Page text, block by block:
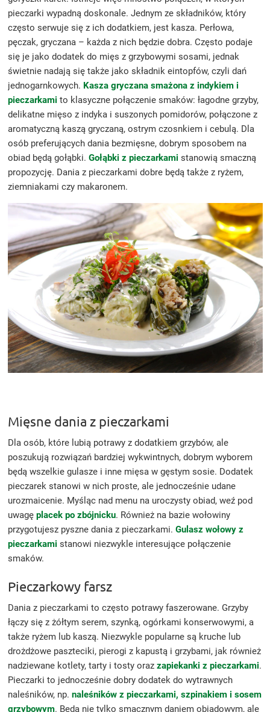
pieczarki wypadną doskonale. Jednym ze składników, który
często serwuje się z ich dodatkiem, jest kasza. Perłowa,
pęczak, gryczana – każda z nich będzie dobra. Często podaje
się je jako dodatek do mięs z grzybowymi sosami, jednak
świetnie nadają się także jako składnik eintopfów, czyli dań
jednogarnkowych. Kasza gryczana smażona z indykiem i
pieczarkami to klasyczne połączenie smaków: łagodne grzyby,
delikatne mięso z indyka i suszonych pomidorów, połączone z
aromatyczną kaszą gryczaną, ostrym czosnkiem i cebulą. Dla
osób preferujących dania bezmięsne, dobrym sposobem na
obiad będą gołąbki. Gołąbki z pieczarkami stanowią smaczną
propozycję. Dania z pieczarkami dobre będą także z ryżem,
ziemniakami czy makaronem.
Mięsne dania z pieczarkami
Dla osób, które lubią potrawy z dodatkiem grzybów, ale
poszukują rozwiązań bardziej wykwintnych, dobrym wyborem
będą wszelkie gulasze i inne mięsa w gęstym sosie. Dodatek
pieczarek stanowi w nich proste, ale jednocześnie udane
urozmaicenie. Myśląc nad menu na uroczysty obiad, weź pod
uwagę placek po zbójnicku. Również na bazie wołowiny
przygotujesz pyszne dania z pieczarkami. Gulasz wołowy z
pieczarkami stanowi niezwykle interesujące połączenie
smaków.
Pieczarkowy farsz
Dania z pieczarkami to często potrawy faszerowane. Grzyby
łączy się z żółtym serem, szynką, ogórkami konserwowymi, a
także ryżem lub kaszą. Niezwykle popularne są kruche lub
drożdżowe paszteciki, pierogi z kapustą i grzybami, jak również
nadziewane kotlety, tarty i tosty oraz zapiekanki z pieczarkami.
Pieczarki to jednocześnie dobry dodatek do wytrawnych
naleśników, np. naleśników z pieczarkami, szpinakiem i sosem
grzybowym. Będą nie tylko smacznym daniem obiadowym, ale